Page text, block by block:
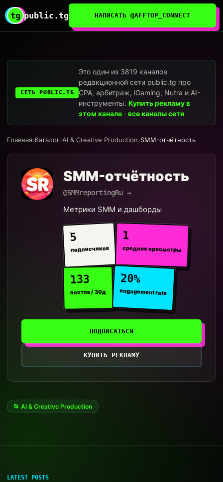
tg public.tg НАПИСАТЬ @AFFTOP_CONNECT
СЕТЬ PUBLIC.TG
Это один из 3819 каналов
редакционной сети public.tg про
CPA, арбитраж, iGaming, Nutra и AI-
инструменты.Купить рекламу в
этом канале ·все каналы сети
Главная›Каталог›AI & Creative Production›SMM-отчётность
SMM-отчётность
@SMMreportingRu →
Метрики SMM и дашборды
5
подписчиков
1
средние просмотры
133
постов / 30д
20%
engagement rate
ПОДПИСАТЬСЯ
КУПИТЬ РЕКЛАМУ
📂 AI & Creative Production
LATEST POSTS